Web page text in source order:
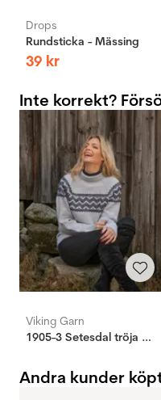
Drops
Rundsticka - Mässing
39 kr
Inte korrekt?
Viking Garn
1905-3 Setesdal tröja grå
Andra kunder